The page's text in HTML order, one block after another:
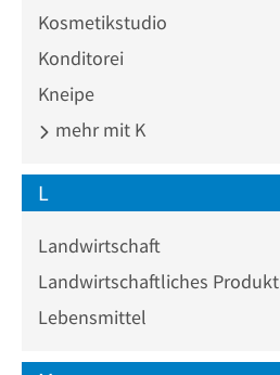
Kosmetikstudio
Konditorei
Kneipe
mehr mit K
L
Landwirtschaft
Landwirtschaftliches Produkt
Lebensmittel